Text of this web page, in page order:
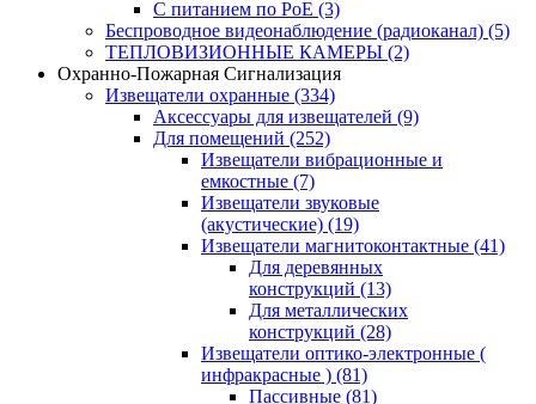
С питанием по PoE (3)
Беспроводное видеонаблюдение (радиоканал) (5)
ТЕПЛОВИЗИОННЫЕ КАМЕРЫ (2)
Охранно-Пожарная Сигнализация
Извещатели охранные (334)
Аксессуары для извещателей (9)
Для помещений (252)
Извещатели вибрационные и
емкостные (7)
Извещатели звуковые
(акустические) (19)
Извещатели магнитоконтактные (41)
Для деревянных
конструкций (13)
Для металлических
конструкций (28)
Извещатели оптико-электронные (
инфракрасные ) (81)
Пассивные (81)